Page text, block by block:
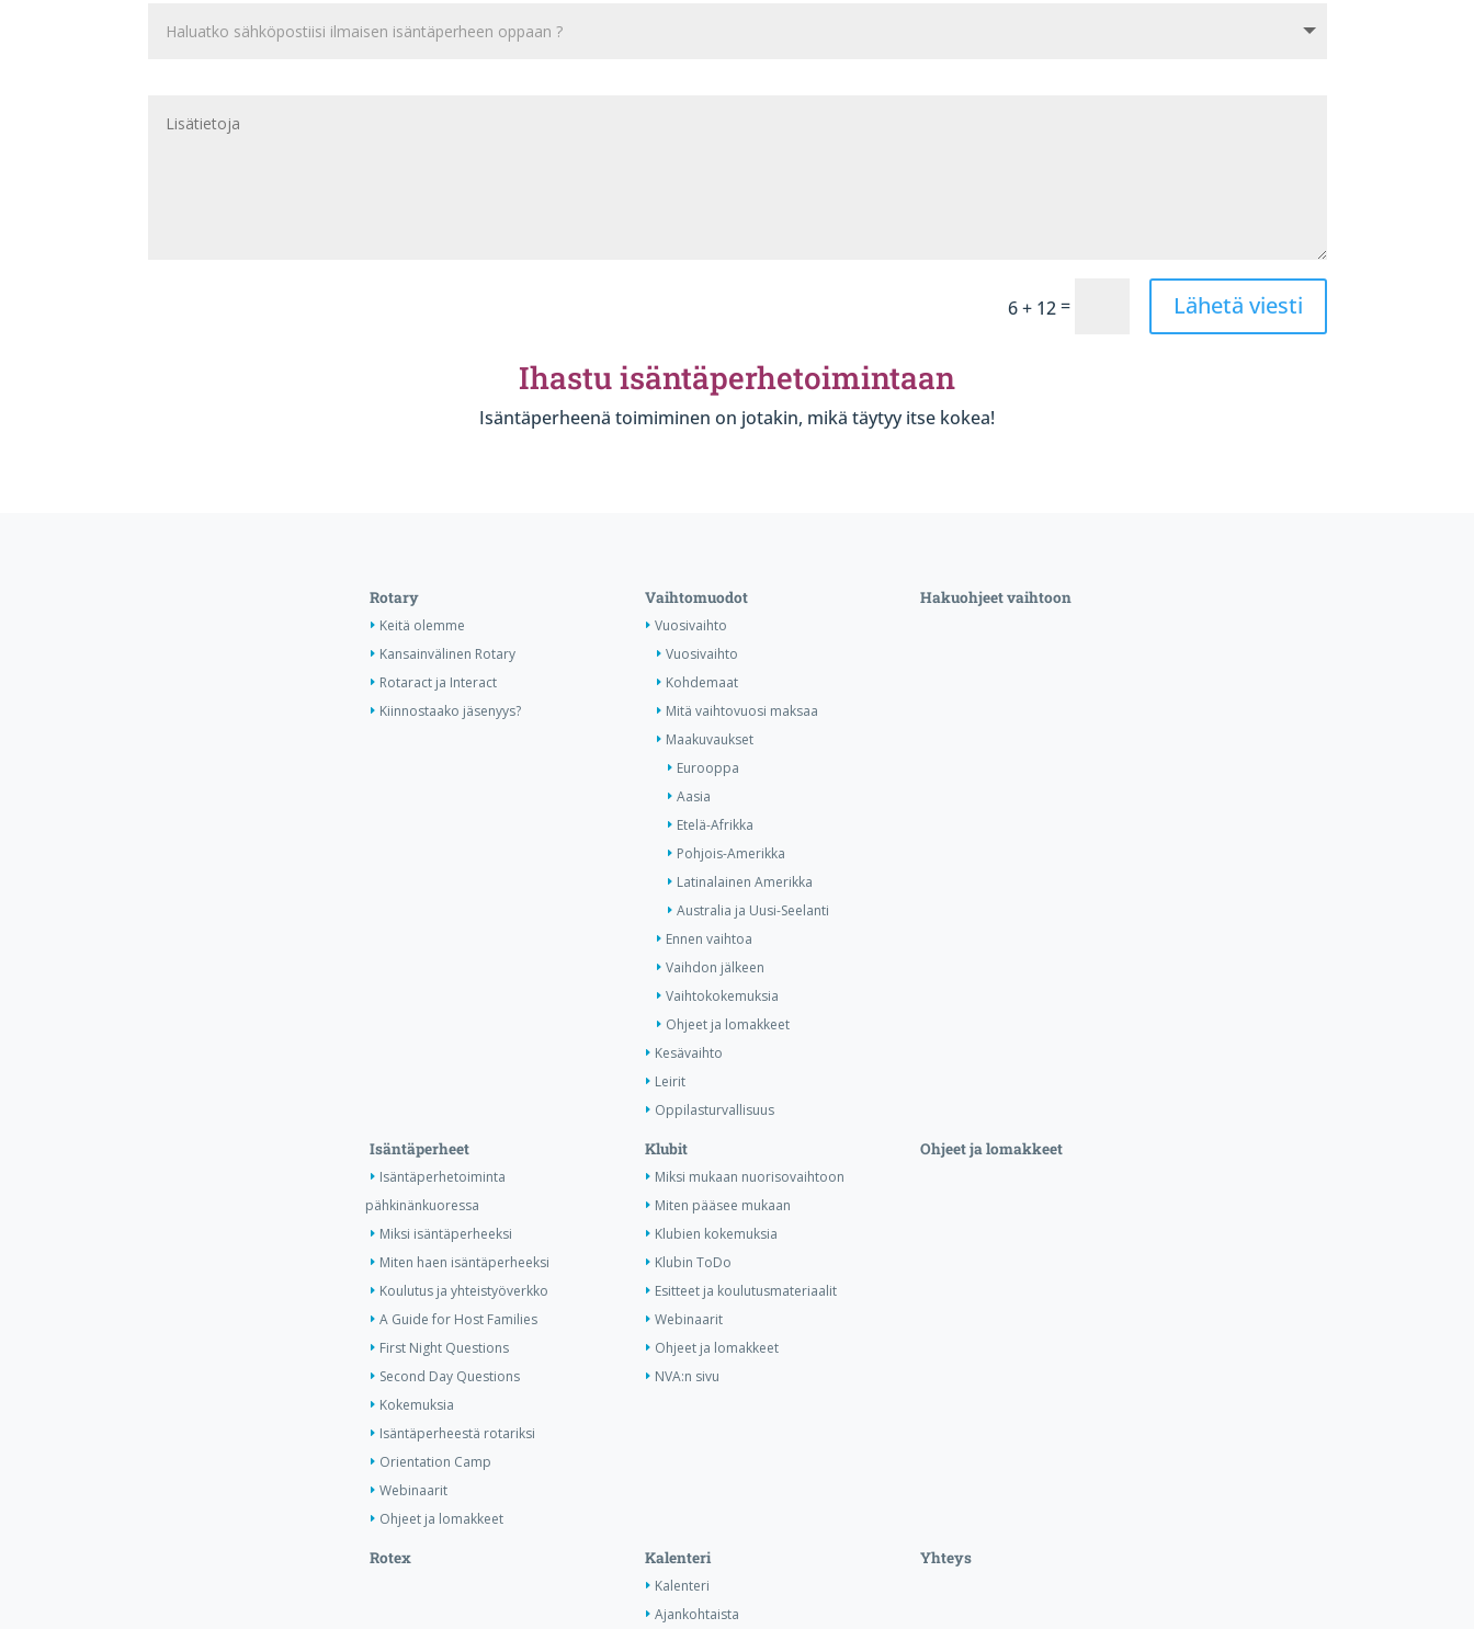
6 + 12 = Lähetä viesti
Ihastu isäntäperhetoimintaan
Isäntäperheenä toimiminen on jotakin, mikä täytyy itse kokea!
Rotary
Keitä olemme
Kansainvälinen Rotary
Rotaract ja Interact
Kiinnostaako jäsenyys?
Vaihtomuodot
Vuosivaihto
Vuosivaihto
Kohdemaat
Mitä vaihtovuosi maksaa
Maakuvaukset
Eurooppa
Aasia
Etelä-Afrikka
Pohjois-Amerikka
Latinalainen Amerikka
Australia ja Uusi-Seelanti
Ennen vaihtoa
Vaihdon jälkeen
Vaihtokokemuksia
Ohjeet ja lomakkeet
Kesävaihto
Leirit
Oppilasturvallisuus
Hakuohjeet vaihtoon
Isäntäperheet
Isäntäperhetoiminta
pähkinänkuoressa
Miksi isäntäperheeksi
Miten haen isäntäperheeksi
Koulutus ja yhteistyöverkko
A Guide for Host Families
First Night Questions
Second Day Questions
Kokemuksia
Isäntäperheestä rotariksi
Orientation Camp
Webinaarit
Ohjeet ja lomakkeet
Klubit
Miksi mukaan nuorisovaihtoon
Miten pääsee mukaan
Klubien kokemuksia
Klubin ToDo
Esitteet ja koulutusmateriaalit
Webinaarit
Ohjeet ja lomakkeet
NVA:n sivu
Ohjeet ja lomakkeet
Rotex Kalenteri
Kalenteri
Ajankohtaista
Yhteys